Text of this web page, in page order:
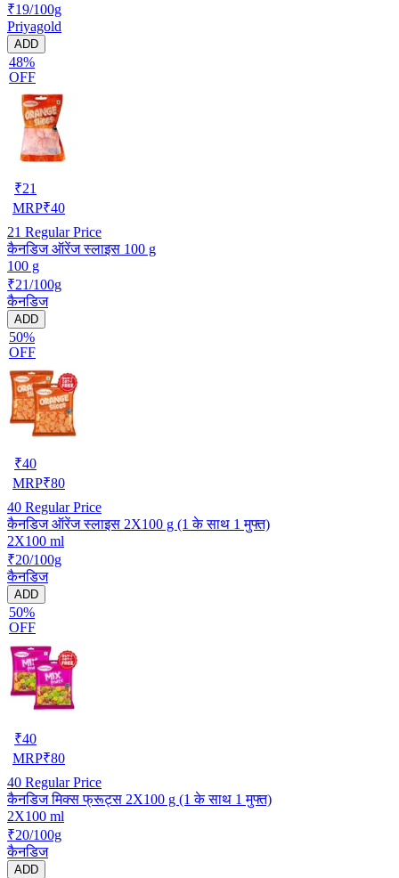
₹19/100g
Priyagold
ADD
48%
OFF
₹21
MRP₹40
21 Regular Price
कैनडिज ऑरेंज स्लाइस 100 g
100 g
₹21/100g
कैनडिज
ADD
50%
OFF
₹40
MRP₹80
40 Regular Price
कैनडिज ऑरेंज स्लाइस 2X100 g (1 के साथ 1 मुफ्त)
2X100 ml
₹20/100g
कैनडिज
ADD
50%
OFF
₹40
MRP₹80
40 Regular Price
कैनडिज मिक्स फ्रूट्स 2X100 g (1 के साथ 1 मुफ्त)
2X100 ml
₹20/100g
कैनडिज
ADD